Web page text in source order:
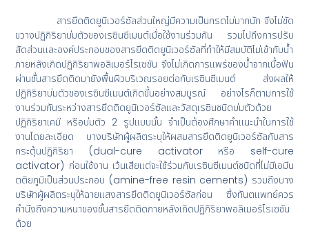
สารยึดติดยูนิเวอร์ซัลส่วนใหญ่มีความเป็นกรดไม่มากนัก จึงไม่ขัด
ขวางปฏิกิริยาบ่มตัวของเรซินซีเมนต์เมื่อใช้งานร่วมกัน รวมไปถึงการปรับ
สัดส่วนและองค์ประกอบของสารยึดติดยูนิเวอร์ซัลที่ทำให้มีสมบัติไม่เข้ากับน้ำ
ภายหลังเกิดปฏิกิริยาพอลิเมอร์ไรเซชัน จึงไม่เกิดการแพร่ของน้ำจากเนื้อฟัน
ผ่านชั้นสารยึดติดมายังพื้นผิวบริเวณรอยต่อกับเรซินซีเมนต์ ส่งผลให้
ปฏิกิริยาบ่มตัวของเรซินซีเมนต์เกิดขึ้นอย่างสมบูรณ์ อย่างไรก็ตามการใช้
งานร่วมกันระหว่างสารยึดติดยูนิเวอร์ซัลและวัสดุเรซินชนิดบ่มตัวด้วย
ปฏิกิริยาเคมี หรือบ่มตัว 2 รูปแบบนั้น จำเป็นต้องศึกษาคำแนะนำในการใช้
งานโดยละเอียด บางบริษัทผู้ผลิตระบุให้ผสมสารยึดติดยูนิเวอร์ซัลกับสาร
กระตุ้นปฏิกิริยา (dual-cure activator หรือ self-cure
activator) ก่อนใช้งาน เว้นเสียแต่จะใช้ร่วมกับเรซินซีเมนต์ชนิดที่ไม่มีเอมีน
ตติยภูมิเป็นส่วนประกอบ (amine-free resin cements) รวมถึงบาง
บริษัทผู้ผลิตระบุให้ฉายแสงสารยึดติดยูนิเวอร์ซัลก่อน ซึ่งทันตแพทย์ควร
คำนึงถึงความหนาของชั้นสารยึดติดภายหลังเกิดปฏิกิริยาพอลิเมอร์ไรเซชัน
ด้วย